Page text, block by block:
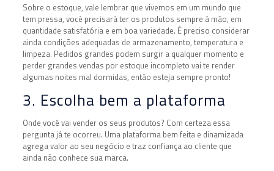
Sobre o estoque, vale lembrar que vivemos em um mundo que
tem pressa, você precisará ter os produtos sempre à mão, em
quantidade satisfatória e em boa variedade. É preciso considerar
ainda condições adequadas de armazenamento, temperatura e
limpeza. Pedidos grandes podem surgir a qualquer momento e
perder grandes vendas por estoque incompleto vai te render
algumas noites mal dormidas, então esteja sempre pronto!
3. Escolha bem a plataforma
Onde você vai vender os seus produtos? Com certeza essa
pergunta já te ocorreu. Uma plataforma bem feita e dinamizada
agrega valor ao seu negócio e traz confiança ao cliente que
ainda não conhece sua marca.